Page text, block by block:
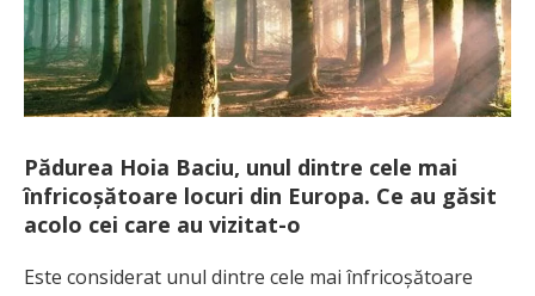
Pădurea Hoia Baciu, unul dintre cele mai
înfricoșătoare locuri din Europa. Ce au găsit
acolo cei care au vizitat-o
Este considerat unul dintre cele mai înfricoșătoare